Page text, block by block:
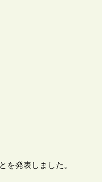
を発表しました。